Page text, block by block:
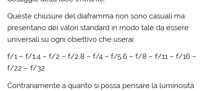
Queste chiusure del diaframma non sono casuali ma
presentano dei valori standard in modo tale da essere
universali su ogni obiettivo che userai:
f/1 – f/1,4 – f/2 – f/2,8 – f/4 – f/5,6 – f/8 – f/11 – f/16 –
f/22 – f/32
Contrariamente a quanto si possa pensare la luminosità